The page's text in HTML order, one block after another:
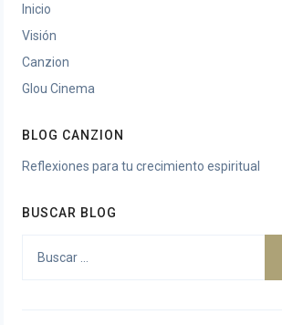
Inicio
Visión
Canzion
Glou Cinema
BLOG CANZION
Reflexiones para tu crecimiento espiritual
BUSCAR BLOG